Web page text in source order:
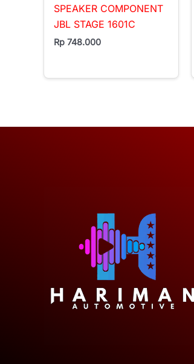
SPEAKER COMPONENT
JBL STAGE 1601C
Rp 748.000